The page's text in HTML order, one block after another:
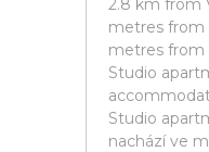
2.8 km from
metres from
metres from
Studio
Studio
nachází ve